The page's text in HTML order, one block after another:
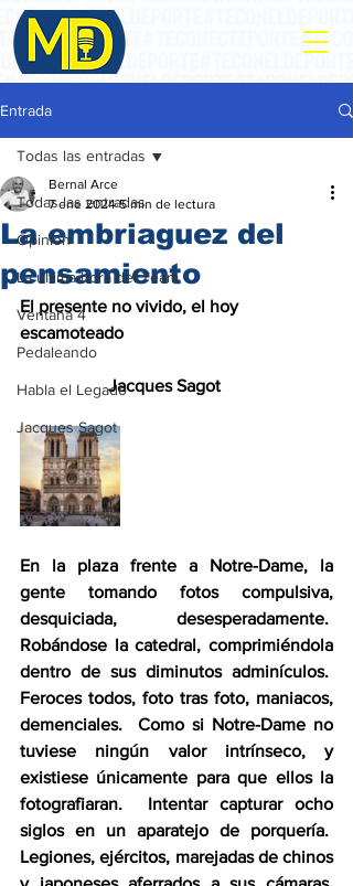
Entrada
Todas las entradas
Opinión
La ultima hora del Team
Ventana 4
Pedaleando
Habla el Legado
Jacques Sagot
Todas las entradas
La embriaguez del
pensamiento
Bernal Arce
7 ene 2024 5 min de lectura
El presente no vivido, el hoy
escamoteado
                    Jacques Sagot
En la plaza frente a Notre-Dame, la
gente tomando fotos compulsiva,
desquiciada, desesperadamente.
Robándose la catedral, comprimiéndola
dentro de sus diminutos adminículos.
Feroces todos, foto tras foto, maniacos,
demenciales.  Como si Notre-Dame no
tuviese ningún valor intrínseco, y
existiese únicamente para que ellos la
fotografiaran.  Intentar capturar ocho
siglos en un aparatejo de porquería.
Legiones, ejércitos, marejadas de chinos